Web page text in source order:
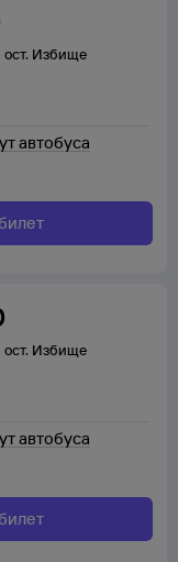
ост. Избище
автобуса
ост. Избище
автобуса